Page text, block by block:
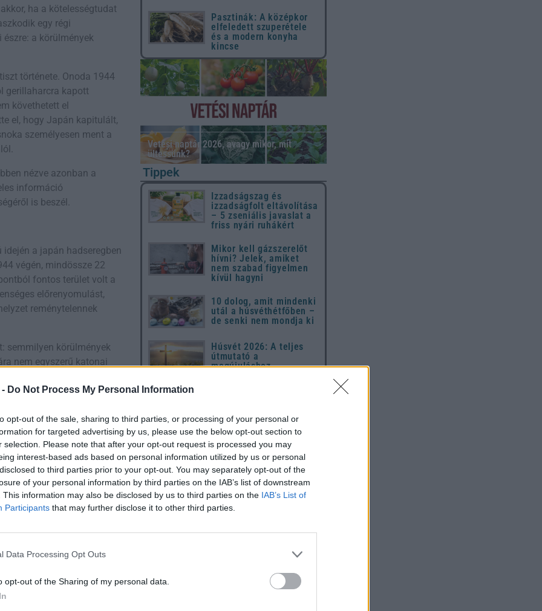
Do Not Process My Personal Information
opt-out of the sale, sharing to third parties, or processing of your personal or
for targeted advertising by us, please use the below opt-out section to
selection. Please note that after your opt-out request is processed you may
interest-based ads based on personal information utilized by us or personal
to third parties prior to your opt-out. You may separately opt-out of the
of your personal information by third parties on the IAB’s list of downstream
This information may also be disclosed by us to third parties on the IAB’s List of
Participants that may further disclose it to other third parties.
Data Processing Opt Outs
opt-out of the Sharing of my personal data.
ha a kötelességtudat
egy régi
a körülmények
története. Onoda 1944
gerillaharcra kapott
követhetett el
el, hogy Japán kapitulált,
személyesen ment a
nézve azonban a
információ
is beszél.
a japán hadseregben
végén, mindössze 22
fontos terület volt a
előrenyomulást,
reménytelennek
semmilyen körülmények
nem egyszerű katonai
egy feladatot, hanem a
kötötte.
üzeneteket és
hogy Japán letette a
A háborús logika
kiképzett katonától
A probléma az volt, hogy
egyén
valóban hitt abban:
és nem egyszerű
gondolta, kötelessége
mindig külső ellenőrzés,
Pasztinák: A középkor
elfeledett szuperétele
és a modern konyha
kincse
Vetési naptár 2026, avagy mikor, mit
ültessünk?
Tippek
Izzadságszag és
izzadságfolt eltávolítása
– 5 zseniális javaslat a
friss nyári ruhákért
Mikor kell gázszerelőt
hívni? Jelek, amiket
nem szabad figyelmen
kívül hagyni
10 dolog, amit mindenki
utál a húsvéthétfőben –
de senki nem mondja ki
Húsvét 2026: A teljes
útmutató a
megújuláshoz,
Utónevek gyakorisága Magyarországon
1967 – 2024